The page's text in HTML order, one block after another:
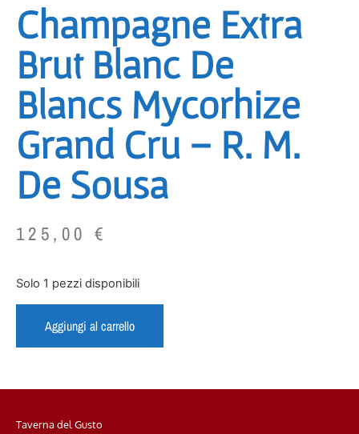
Champagne Extra
Brut Blanc De
Blancs Mycorhize
Grand Cru – R. M.
De Sousa
125,00 €
Solo 1 pezzi disponibili
Aggiungi al carrello
Taverna del Gusto